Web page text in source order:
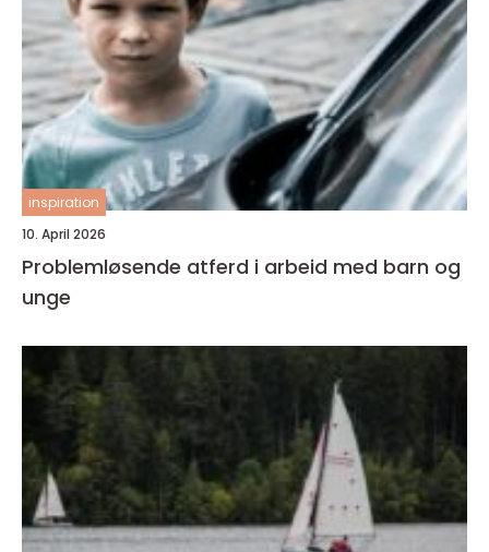
inspiration
10. April 2026
Problemløsende atferd i arbeid med barn og
unge